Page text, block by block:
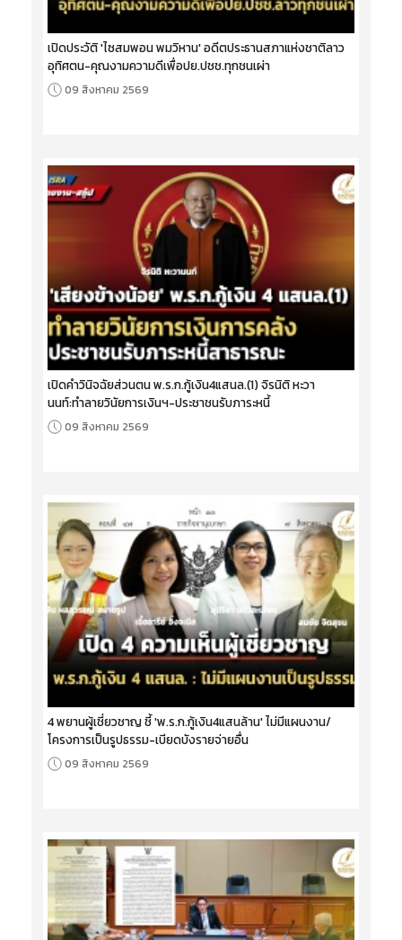
เปิดประวัติ 'ไซสมพอน พมวิหาน' อดีตประธานสภาแห่งชาติลาว
อุทิศตน-คุณงามความดีเพื่อปย.ปชช.ทุกชนเผ่า
09 สิงหาคม 2569
เปิดคำวินิจฉัยส่วนตน พ.ร.ก.กู้เงิน4แสนล.(1) จิรนิติ หะวา
นนท์:ทำลายวินัยการเงินฯ-ประชาชนรับภาระหนี้
09 สิงหาคม 2569
4 พยานผู้เชี่ยวชาญ ชี้ 'พ.ร.ก.กู้เงิน4แสนล้าน' ไม่มีแผนงาน/
โครงการเป็นรูปธรรม-เบียดบังรายจ่ายอื่น
09 สิงหาคม 2569